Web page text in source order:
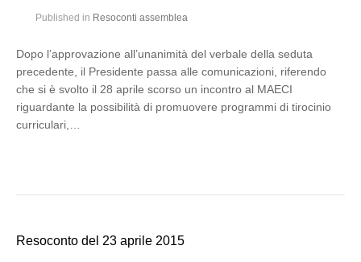
Published in Resoconti assemblea
Dopo l’approvazione all’unanimità del verbale della seduta
precedente, il Presidente passa alle comunicazioni, riferendo
che si è svolto il 28 aprile scorso un incontro al MAECI
riguardante la possibilità di promuovere programmi di tirocinio
curriculari,…
Resoconto del 23 aprile 2015